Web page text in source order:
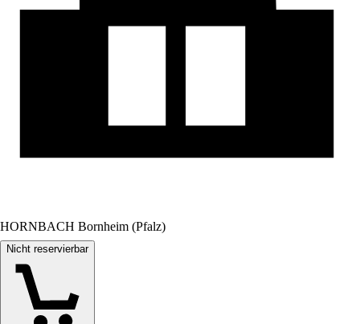
HORNBACH Bornheim (Pfalz)
Nicht reservierbar